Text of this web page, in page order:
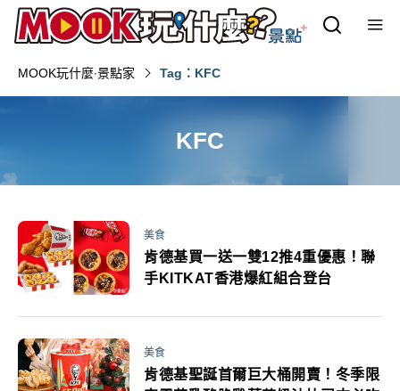
MOOK玩什麼‧景點家 Tag：KFC
KFC
美食
肯德基買一送一雙12推4重優惠！聯
手KITKAT香港爆紅組合登台
美食
肯德基聖誕首爾巨大桶開賣！冬季限